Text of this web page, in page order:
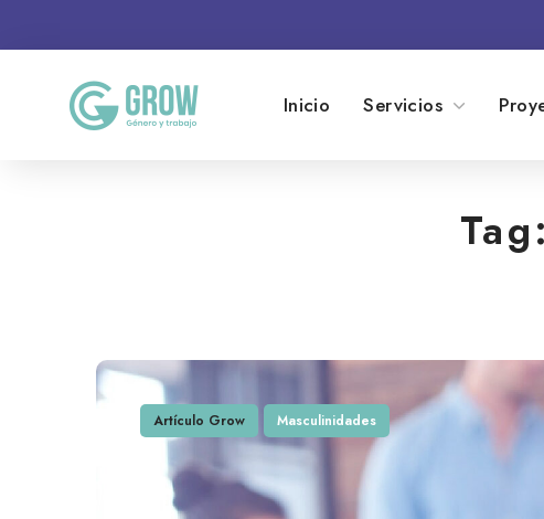
Inicio Servicios
Tag:
Artículo Grow Masculinidades